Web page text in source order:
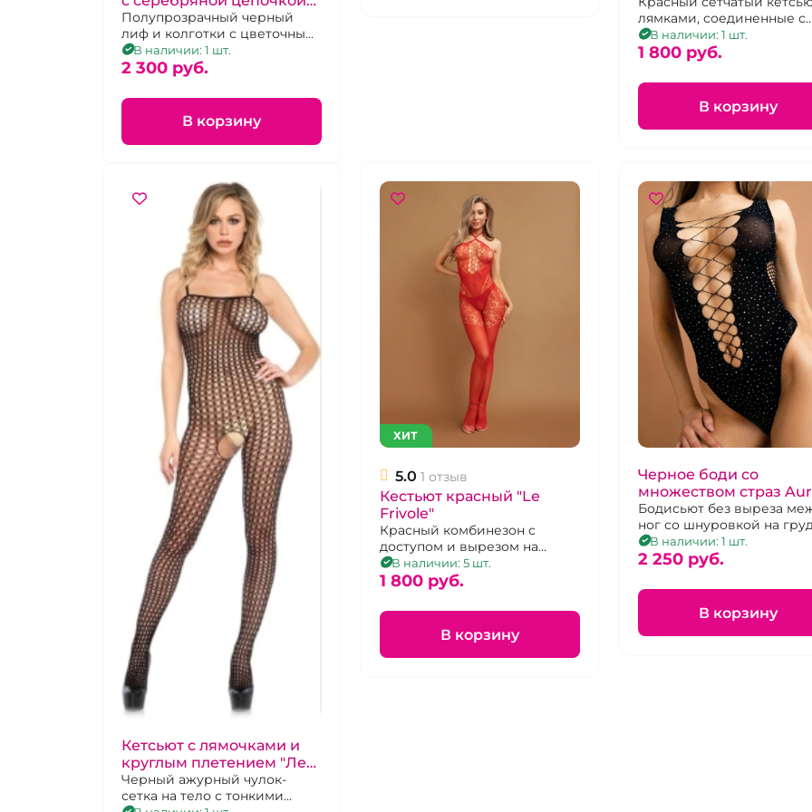
"Лег Авеню"
Полупрозрачный черный
лиф и колготки с цветочным
ажуром, соединенные O-Ring
цепью
В наличии: 1 шт.
2 300 pуб.
В корзину
лямками, соединенные с
рукавами
В наличии: 1 шт.
1 800 pуб.
В корзину
Кетсьют с лямочками и
круглым плетением "Лег
Авеню" Высокомерие
Черный ажурный чулок-
сетка на тело с тонкими
ХИТ
5.0 1 отзыв
Кестьют красный "Le
Frivole"
Красный комбинезон с
доступом и вырезом на
груди и кружевом
В наличии: 5 шт.
1 800 pуб.
В корзину
Черное боди со
множеством страз
Borealis "Le Frivole"
Бодисьют без выреза
ног со шнуровкой на
спине с кристаллами, р.
50
В наличии: 1 шт.
2 250 pуб.
В корзину